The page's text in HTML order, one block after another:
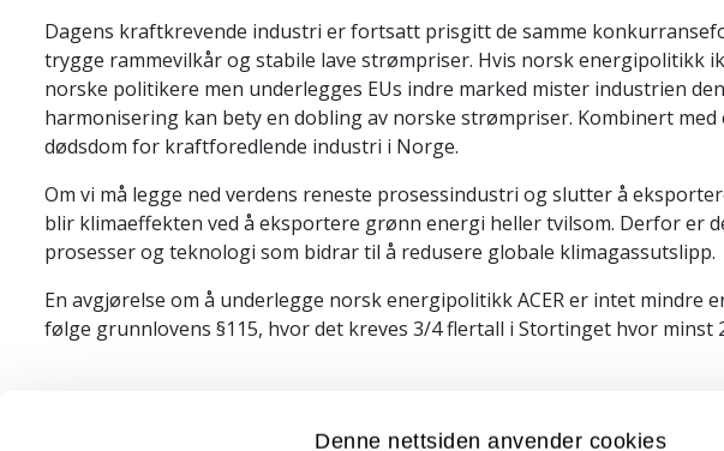
Denne nettsiden anvender cookies
Dagens kraftkrevende industri er fortsatt prisgitt de samme
trygge rammevilkår og stabile lave strømpriser. Hvis norsk energipolitikk
norske politikere men underlegges EUs indre marked mister industrien
harmonisering kan bety en dobling av norske strømpriser. Kombinert
dødsdom for kraftforedlende industri i Norge.
Om vi må legge ned verdens reneste prosessindustri og slutter å
blir klimaeffekten ved å eksportere grønn energi heller tvilsom. Derfor er
prosesser og teknologi som bidrar til å redusere globale klimagassutslipp.
En avgjørelse om å underlegge norsk energipolitikk ACER er intet mindre
følge grunnlovens §115, hvor det kreves 3/4 flertall i Stortinget hvor minst